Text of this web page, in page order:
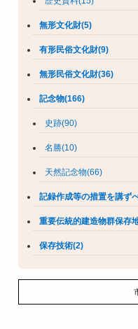
無形文化財(5)
有形民俗文化財(9)
無形民俗文化財(36)
記念物(166)
史跡(90)
名勝(10)
天然記念物(66)
記録作成等の措置を講ず
重要伝統的建造物群保存
保存技術(2)